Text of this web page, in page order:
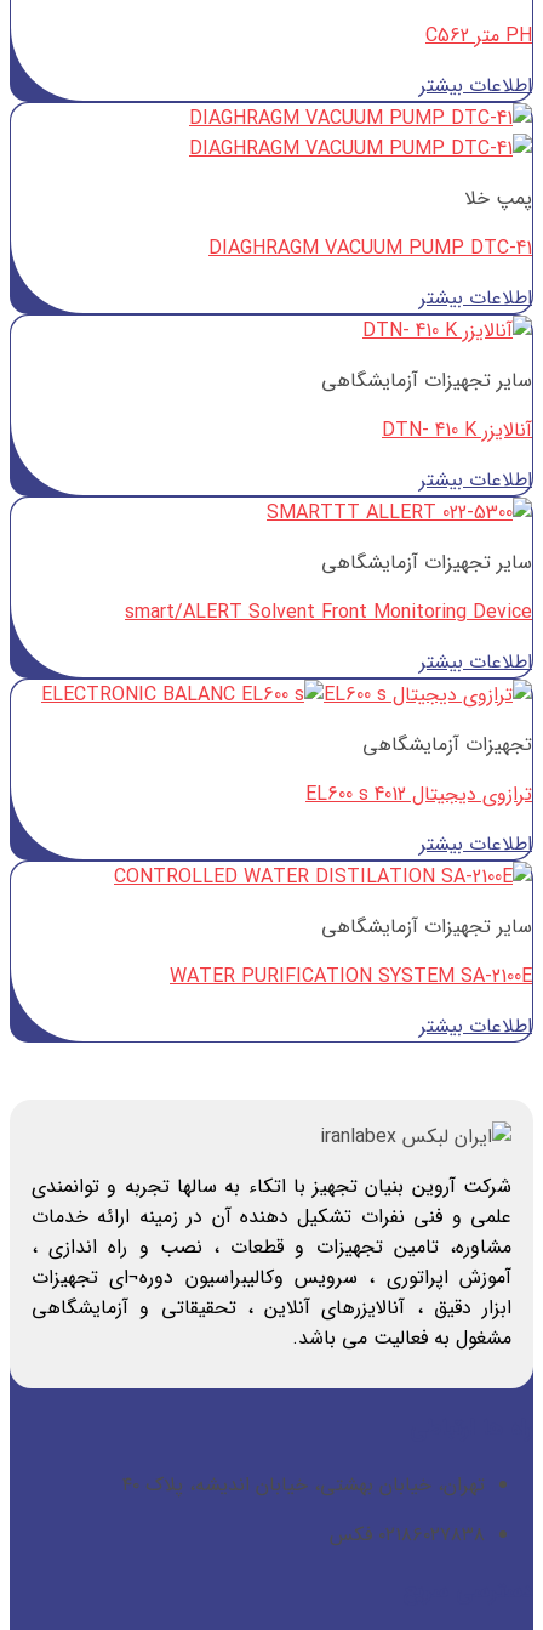
PH متر C562
اطلاعات بیشتر
پمپ خلا
DIAGHRAGM VACUUM PUMP DTC-41
اطلاعات بیشتر
سایر تجهیزات آزمایشگاهی
آنالایزر DTN- 410 K
اطلاعات بیشتر
سایر تجهیزات آزمایشگاهی
smart/ALERT Solvent Front Monitoring Device
اطلاعات بیشتر
تجهیزات آزمایشگاهی
ترازوی دیجیتال EL600 s 4012
اطلاعات بیشتر
سایر تجهیزات آزمایشگاهی
WATER PURIFICATION SYSTEM SA-2100E
اطلاعات بیشتر
شرکت آروین بنیان تجهیز با اتکاء به سالها تجربه و توانمندی
علمی و فنی نفرات تشکیل دهنده آن در زمینه ارائه خدمات
مشاوره، تامین تجهیزات و قطعات ، نصب و راه اندازی ،
آموزش اپراتوری ، سرویس وکالیبراسیون دوره¬ای تجهیزات
ابزار دقیق ، آنالایزرهای آنلاین ، تحقیقاتی و آزمایشگاهی
مشغول به فعالیت می باشد.
تهران، خیابان بهشتی، خیابان اندیشه، پلاک ۴۰
۰۲۱۸۶۰۲۷۸۳۸ فکس